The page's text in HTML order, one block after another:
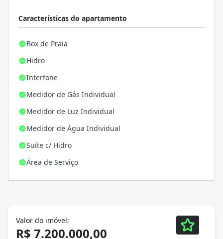
Características do apartamento
Box de Praia
Hidro
Interfone
Medidor de Gás Individual
Medidor de Luz Individual
Medidor de Água Individual
Suíte c/ Hidro
Área de Serviço
Valor do imóvel:
R$ 7.200.000,00